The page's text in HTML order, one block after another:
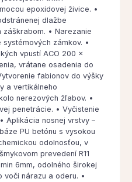
epoxidovej živice. •
dlažbe
• Narezanie
zámkov. •
vpustí ACO 200 x
vrátane osadenia do
fabionov do výšky
a vertikálneho
nerezových žľabov. •
penetrácie. • Vyčistenie
Aplikácia nosnej vrstvy –
PU betónu s vysokou
odolnosťou, v
prevedení R11
6mm, odolného širokej
voči nárazu a oderu. •